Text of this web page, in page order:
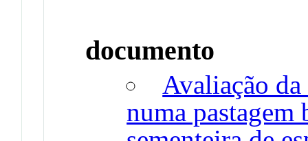
documento
Avaliação
numa pastagem